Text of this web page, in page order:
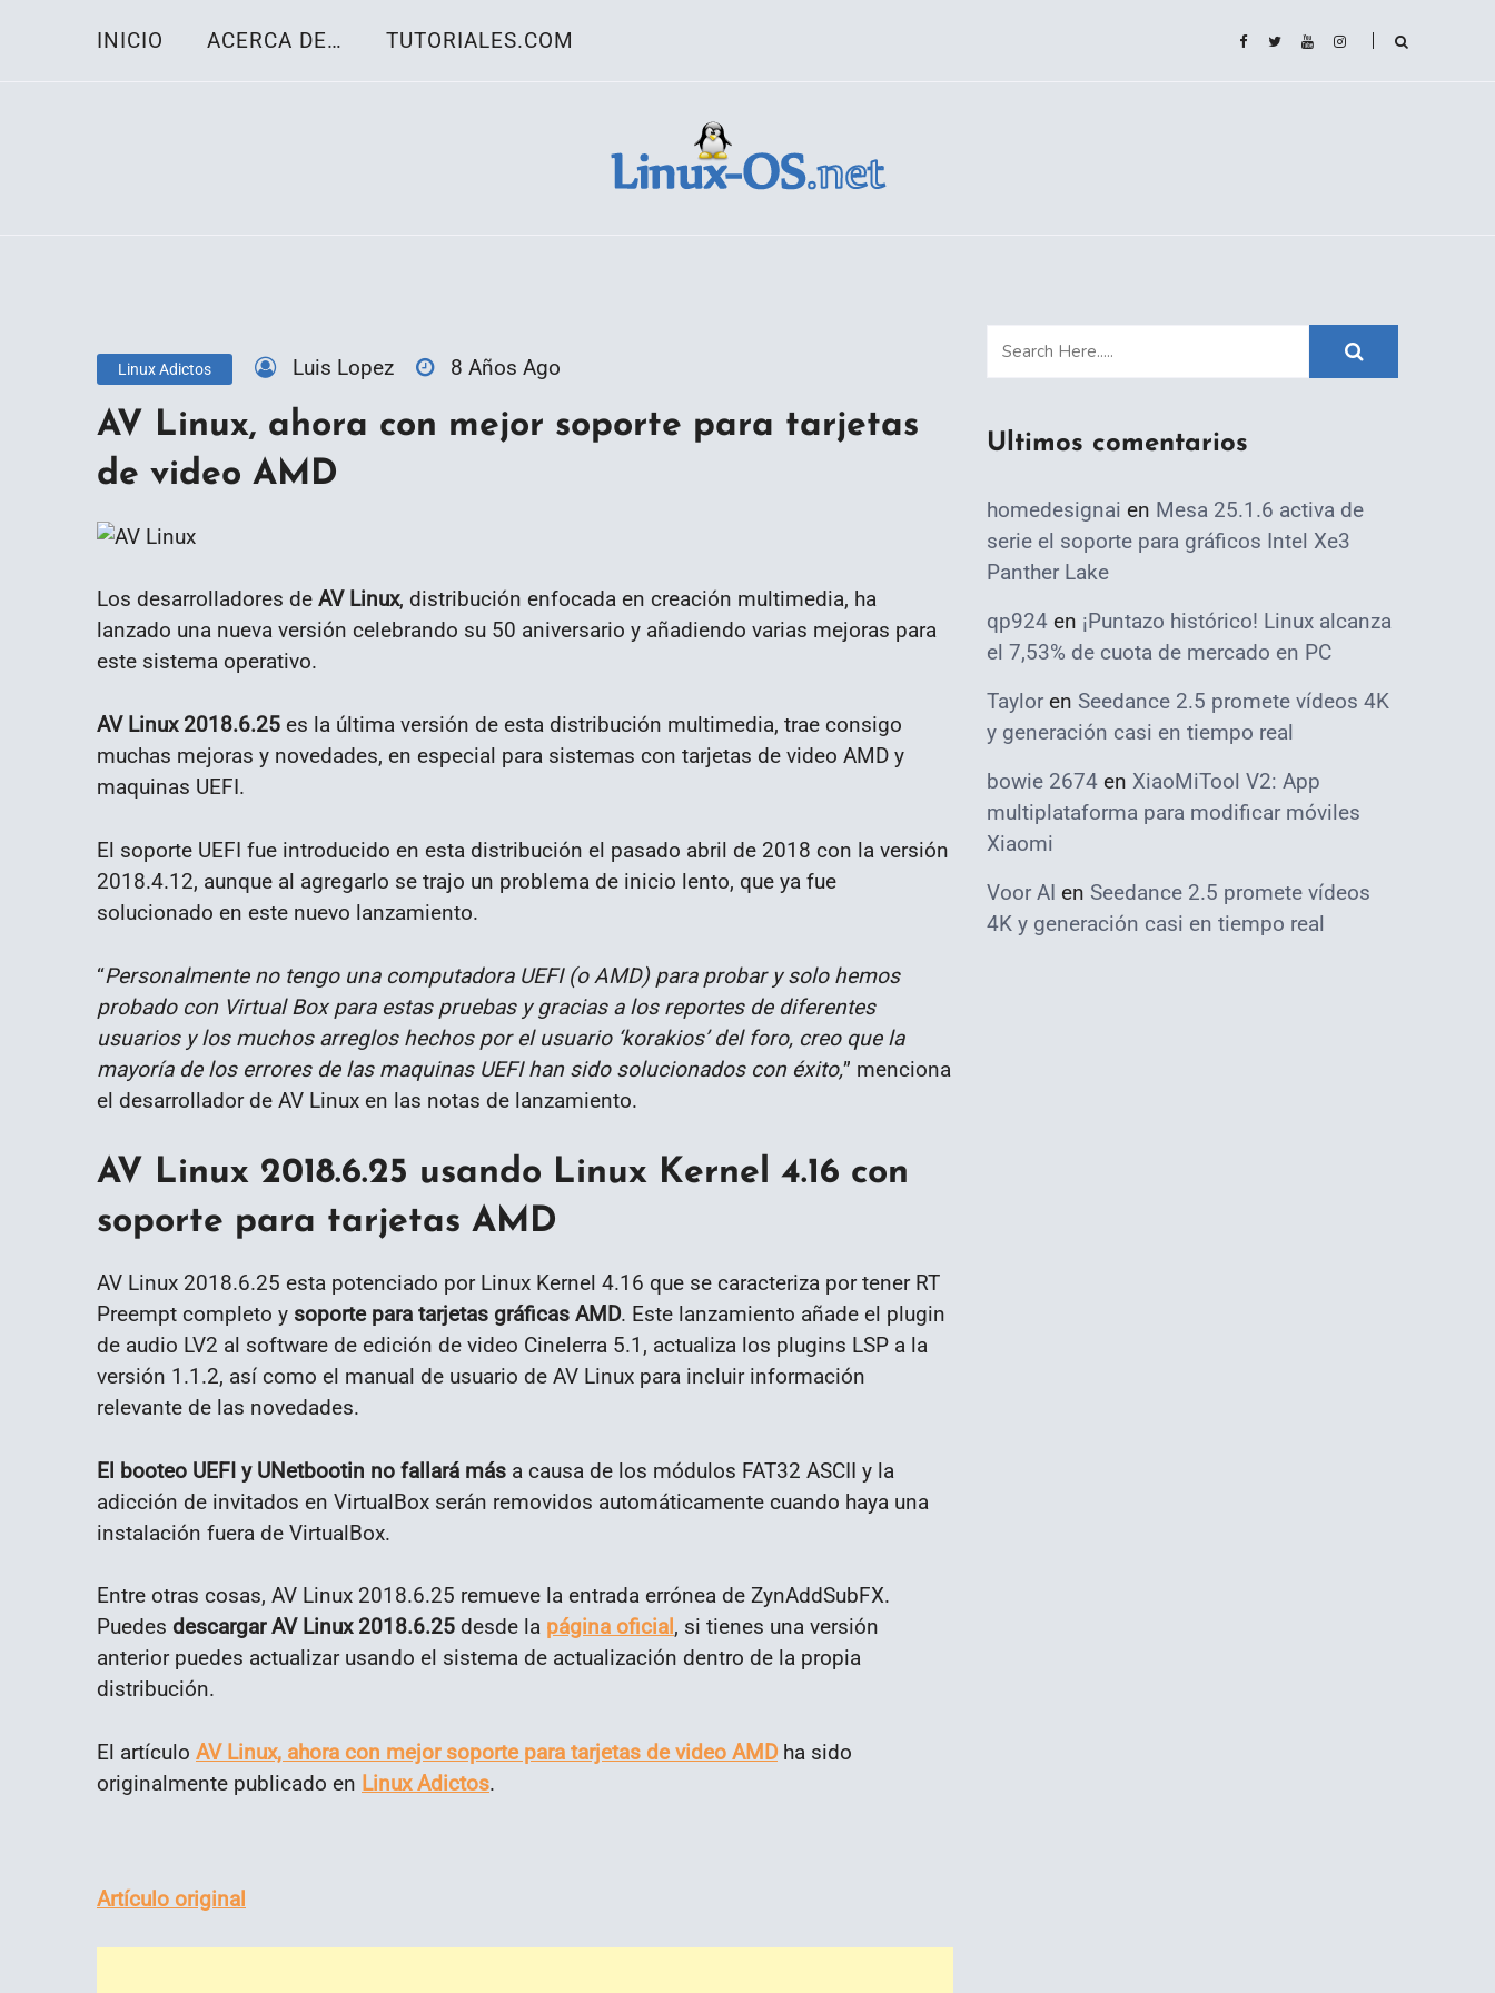
INICIO ACERCA DE… TUTORIALES.COM
Linux Adictos Luis Lopez 8 Años Ago
AV Linux, ahora con mejor soporte para tarjetas
de video AMD
Los desarrolladores de AV Linux, distribución enfocada en creación multimedia, ha
lanzado una nueva versión celebrando su 50 aniversario y añadiendo varias mejoras para
este sistema operativo.
AV Linux 2018.6.25 es la última versión de esta distribución multimedia, trae consigo
muchas mejoras y novedades, en especial para sistemas con tarjetas de video AMD y
maquinas UEFI.
El soporte UEFI fue introducido en esta distribución el pasado abril de 2018 con la versión
2018.4.12, aunque al agregarlo se trajo un problema de inicio lento, que ya fue
solucionado en este nuevo lanzamiento.
“Personalmente no tengo una computadora UEFI (o AMD) para probar y solo hemos
probado con Virtual Box para estas pruebas y gracias a los reportes de diferentes
usuarios y los muchos arreglos hechos por el usuario ‘korakios’ del foro, creo que la
mayoría de los errores de las maquinas UEFI han sido solucionados con éxito,” menciona
el desarrollador de AV Linux en las notas de lanzamiento.
AV Linux 2018.6.25 usando Linux Kernel 4.16 con
soporte para tarjetas AMD
AV Linux 2018.6.25 esta potenciado por Linux Kernel 4.16 que se caracteriza por tener RT
Preempt completo y soporte para tarjetas gráficas AMD. Este lanzamiento añade el plugin
de audio LV2 al software de edición de video Cinelerra 5.1, actualiza los plugins LSP a la
versión 1.1.2, así como el manual de usuario de AV Linux para incluir información
relevante de las novedades.
El booteo UEFI y UNetbootin no fallará más a causa de los módulos FAT32 ASCII y la
adicción de invitados en VirtualBox serán removidos automáticamente cuando haya una
instalación fuera de VirtualBox.
Entre otras cosas, AV Linux 2018.6.25 remueve la entrada errónea de ZynAddSubFX.
Puedes descargar AV Linux 2018.6.25 desde la página oficial, si tienes una versión
anterior puedes actualizar usando el sistema de actualización dentro de la propia
distribución.
El artículo AV Linux, ahora con mejor soporte para tarjetas de video AMD ha sido
originalmente publicado en Linux Adictos.
Artículo original
Ultimos comentarios
homedesignai en Mesa 25.1.6 activa de
serie el soporte para gráficos Intel Xe3
Panther Lake
qp924 en ¡Puntazo histórico! Linux alcanza
el 7,53% de cuota de mercado en PC
Taylor en Seedance 2.5 promete vídeos 4K
y generación casi en tiempo real
bowie 2674 en XiaoMiTool V2: App
multiplataforma para modificar móviles
Xiaomi
Voor AI en Seedance 2.5 promete vídeos
4K y generación casi en tiempo real